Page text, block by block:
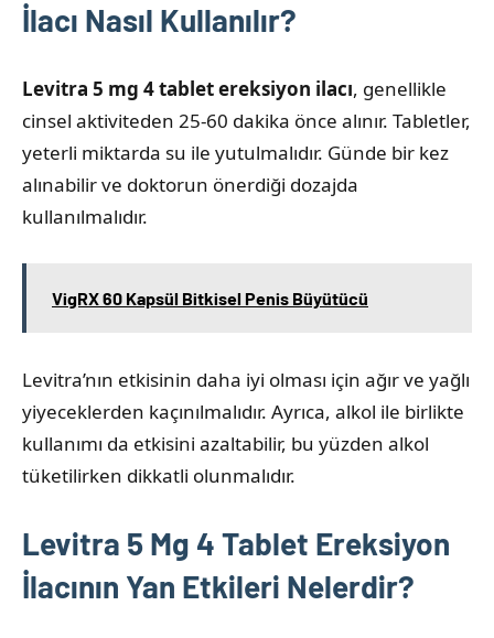
İlacı Nasıl Kullanılır?
Levitra 5 mg 4 tablet ereksiyon ilacı, genellikle
cinsel aktiviteden 25-60 dakika önce alınır. Tabletler,
yeterli miktarda su ile yutulmalıdır. Günde bir kez
alınabilir ve doktorun önerdiği dozajda
kullanılmalıdır.
VigRX 60 Kapsül Bitkisel Penis Büyütücü
Levitra’nın etkisinin daha iyi olması için ağır ve yağlı
yiyeceklerden kaçınılmalıdır. Ayrıca, alkol ile birlikte
kullanımı da etkisini azaltabilir, bu yüzden alkol
tüketilirken dikkatli olunmalıdır.
Levitra 5 Mg 4 Tablet Ereksiyon
İlacının Yan Etkileri Nelerdir?